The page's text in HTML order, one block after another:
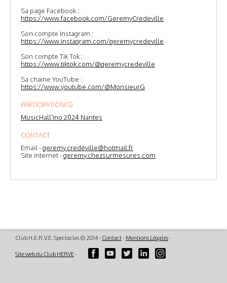
Sa page Facebook :
https://www.facebook.com/GeremyCredeville
Son compte Instagram :
https://www.instagram.com/geremycredeville
Son compte Tik Tok :
https://www.tiktok.com/@geremycredeville
Sa chaine YouTube :
https://www.youtube.com/@MonsieurG
PARTICIPATION(S)
MusicHall'ino 2024 Nantes
CONTACT
Email -geremy.credeville@hotmail.fr
Site internet -geremy.chezsurmesures.com
Club H.E.R.V.E. Spectacles © 2014 - Contact- Mentions Légales-
Site web du Club HERVE-